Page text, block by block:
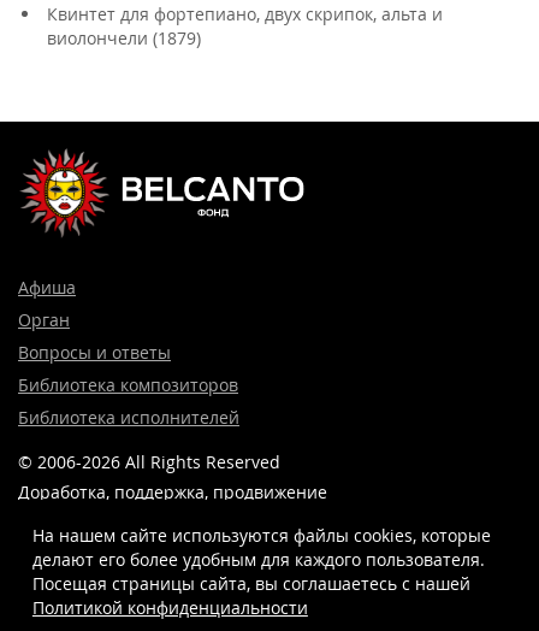
Квинтет для фортепиано, двух скрипок, альта и
виолончели (1879)
Афиша
Орган
Вопросы и ответы
Библиотека композиторов
Библиотека исполнителей
© 2006-2026 All Rights Reserved
Доработка, поддержка, продвижение
8 (499) 923-22-78
На нашем сайте используются файлы cookies, которые
делают его более удобным для каждого пользователя.
Посещая страницы сайта, вы соглашаетесь c нашей
Политикой конфиденциальности